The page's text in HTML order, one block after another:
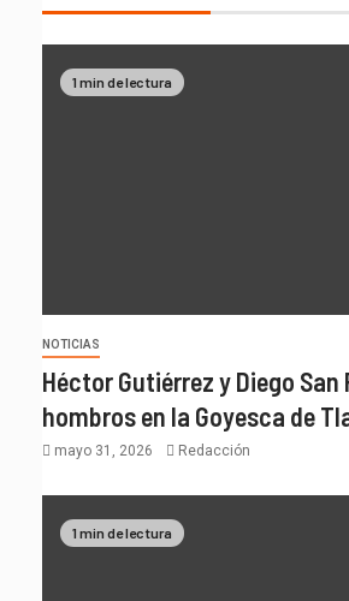
1 min de lectura
NOTICIAS
Héctor Gutiérrez y Diego San
hombros en la Goyesca de
mayo 31, 2026 Redacción
1 min de lectura